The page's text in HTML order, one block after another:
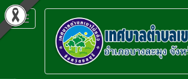
Toggle
navigation